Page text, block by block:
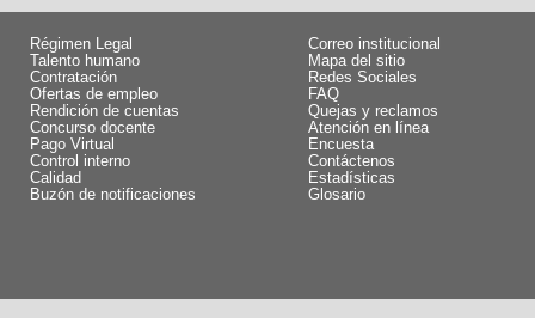
Régimen Legal
Talento humano
Contratación
Ofertas de empleo
Rendición de cuentas
Concurso docente
Pago Virtual
Control interno
Calidad
Buzón de notificaciones
Correo institucional
Mapa del sitio
Redes Sociales
FAQ
Quejas y reclamos
Atención en línea
Encuesta
Contáctenos
Estadísticas
Glosario